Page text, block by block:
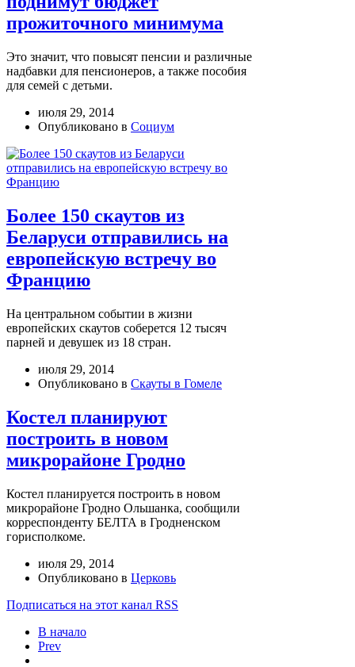
прожиточного минимума
Это значит, что повысят пенсии и различные
надбавки для пенсионеров, а также пособия
для семей с детьми.
июля 29, 2014
Опубликовано в Социум
Более 150 скаутов из
Беларуси отправились на
европейскую встречу во
Францию
На центральном событии в жизни
европейских скаутов соберется 12 тысяч
парней и девушек из 18 стран.
июля 29, 2014
Опубликовано в Скауты в Гомеле
Костел планируют
построить в новом
микрорайоне Гродно
Костел планируется построить в новом
микрорайоне Гродно Ольшанка, сообщили
корреспонденту БЕЛТА в Гродненском
горисполкоме.
июля 29, 2014
Опубликовано в Церковь
Подписаться на этот канал RSS
В начало
Prev